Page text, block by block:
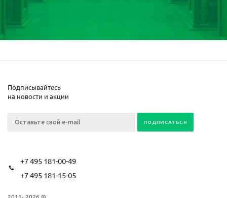
Подписывайтесь
на новости и акции
+7 495 181-00-49
+7 495 181-15-05